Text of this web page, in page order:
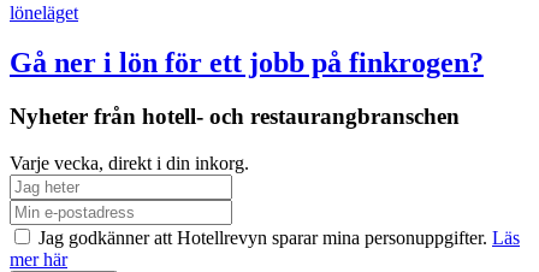
löneläget
Gå ner i lön för ett jobb på finkrogen?
Nyheter från hotell- och restaurangbranschen
Varje vecka, direkt i din inkorg.
Jag godkänner att Hotellrevyn sparar mina personuppgifter. Läs
mer här